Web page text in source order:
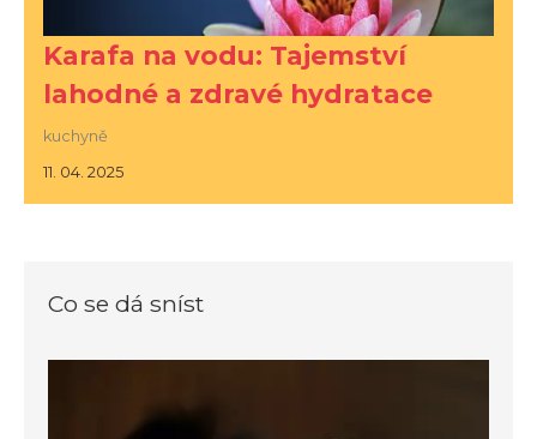
Karafa na vodu: Tajemství
lahodné a zdravé hydratace
kuchyně
11. 04. 2025
Co se dá sníst